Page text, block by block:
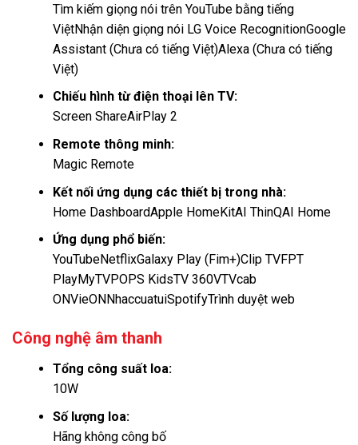
Tìm kiếm giọng nói trên YouTube bằng tiếng
ViệtNhận diện giọng nói LG Voice RecognitionGoogle
Assistant (Chưa có tiếng Việt)Alexa (Chưa có tiếng
Việt)
Chiếu hình từ điện thoại lên TV:
Screen ShareAirPlay 2
Remote thông minh:
Magic Remote
Kết nối ứng dụng các thiết bị trong nhà:
Home DashboardApple HomeKitAI ThinQAI Home
Ứng dụng phổ biến:
YouTubeNetflixGalaxy Play (Fim+)Clip TVFPT
PlayMyTVPOPS KidsTV 360VTVcab
ONVieONNhaccuatuiSpotifyTrình duyệt web
Công nghệ âm thanh
Tổng công suất loa:
10W
Số lượng loa:
Hãng không công bố